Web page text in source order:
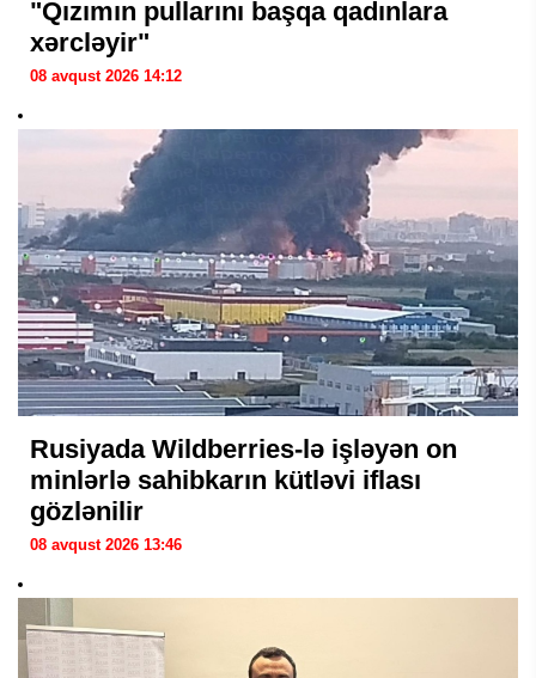
"Qızımın pullarını başqa qadınlara
xərcləyir"
08 avqust 2026 14:12
Rusiyada Wildberries-lə işləyən on
minlərlə sahibkarın kütləvi iflası
gözlənilir
08 avqust 2026 13:46